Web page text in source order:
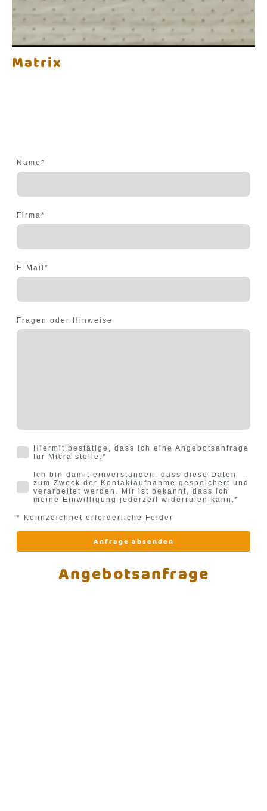
Matrix
Name *
Firma*
E-Mail *
Fragen oder Hinweise
Hiermit bestätige, dass ich eine Angebotsanfrage
für Micra stelle.*
Ich bin damit einverstanden, dass diese Daten
zum Zweck der Kontaktaufnahme gespeichert und
verarbeitet werden. Mir ist bekannt, dass ich
meine Einwilligung jederzeit widerrufen kann.*
* Kennzeichnet erforderliche Felder
Anfrage absenden
Angebotsanfrage